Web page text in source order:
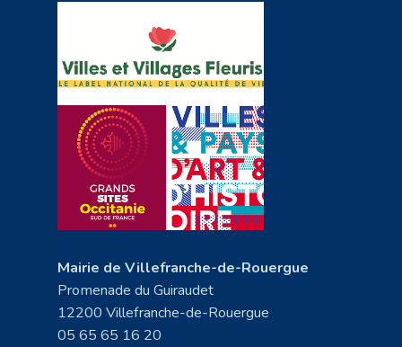
Mairie de Villefranche-de-Rouergue
Promenade du Guiraudet
12200 Villefranche-de-Rouergue
05 65 65 16 20